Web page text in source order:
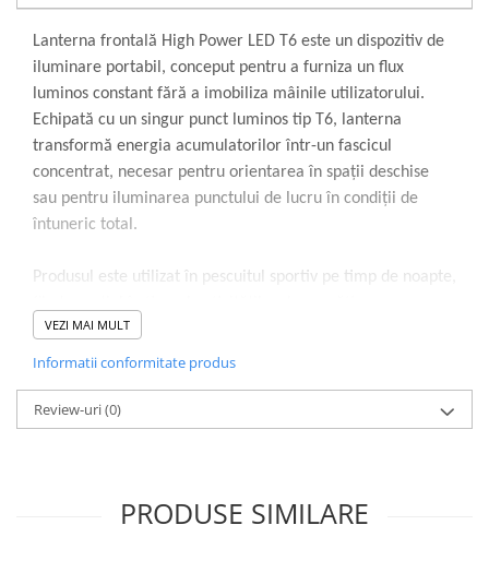
Lanterna frontală High Power LED T6 este un dispozitiv de
iluminare portabil, conceput pentru a furniza un flux
luminos constant fără a imobiliza mâinile utilizatorului.
Echipată cu un singur punct luminos tip T6, lanterna
transformă energia acumulatorilor într-un fascicul
concentrat, necesar pentru orientarea în spații deschise
sau pentru iluminarea punctului de lucru în condiții de
întuneric total.
Produsul este utilizat în pescuitul sportiv pe timp de noapte,
momelilor, la lansarea monturilor sau în timpul drilului. De
asemenea, este eficientă în camping pentru deplasări pe
vizibilitatea este redusă.
penetrare a fasciculului. Carcasa este construită din
VEZI MAI MULT
Informatii conformitate produs
Review-uri(0)
PRODUSE SIMILARE